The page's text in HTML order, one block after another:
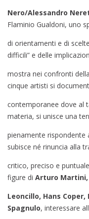
Nero/Alessandro
Flaminio Gualdoni, uno
di orientamenti e di
difficili” e delle
mostra nei confronti
cinque artisti si
contemporanee dove al
materia, si unisce una
pienamente rispondente
subisce né rinuncia alla
critico, preciso e
figure di Arturo Martini,
Leoncillo, Hans
Spagnulo, interessare